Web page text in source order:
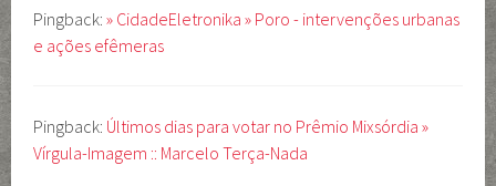
Pingback:» CidadeEletronika » Poro - intervenções urbanas
e ações efêmeras
Pingback: Últimos dias para votar no Prêmio Mixsórdia »
Vírgula-Imagem :: Marcelo Terça-Nada